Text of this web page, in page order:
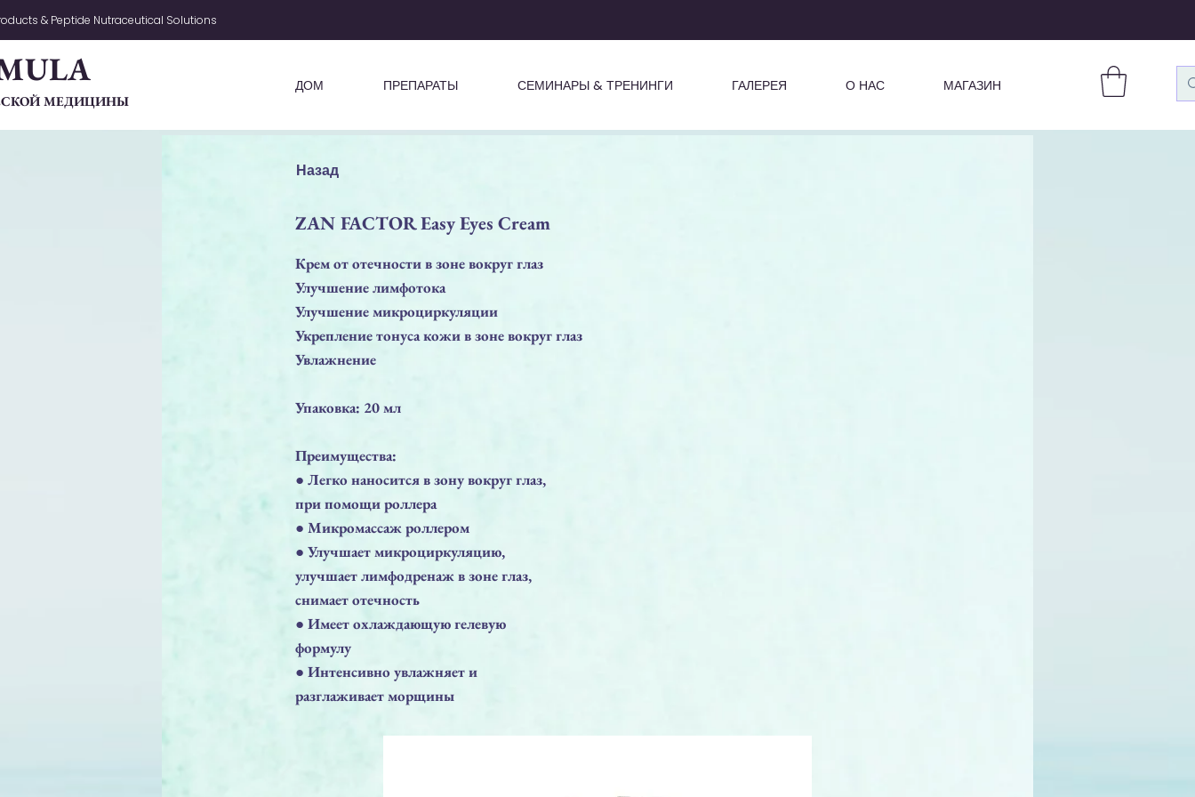
& Peptide Nutraceutical Solutions
МЕДИЦИНЫ
ДОМ ПРЕПАРАТЫ СЕМИНАРЫ & ТРЕНИНГИ ГАЛЕРЕЯ О НАС МАГАЗИН
Назад
ZAN FACTOR Easy Eyes Cream
Крем от отечности в зоне вокруг глаз
Улучшение лимфотока
Улучшение микроциркуляции
Укрепление тонуса кожи в зоне вокруг глаз
Увлажнение
Упаковка: 20 мл
Преимущества:
● Легко наносится в зону вокруг глаз,
при помощи роллера
● Микромассаж роллером
● Улучшает микроциркуляцию,
улучшает лимфодренаж в зоне глаз,
снимает отечность
● Имеет охлаждающую гелевую
формулу
● Интенсивно увлажняет и
разглаживает морщины